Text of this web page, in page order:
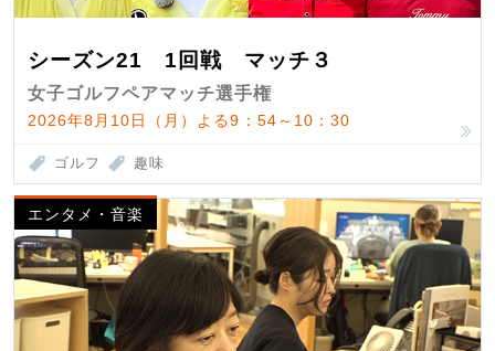
シーズン21 1回戦 マッチ３
女子ゴルフペアマッチ選手権
2026年8月10日（月）よる9：54～10：30
ゴルフ 趣味
エンタメ・音楽